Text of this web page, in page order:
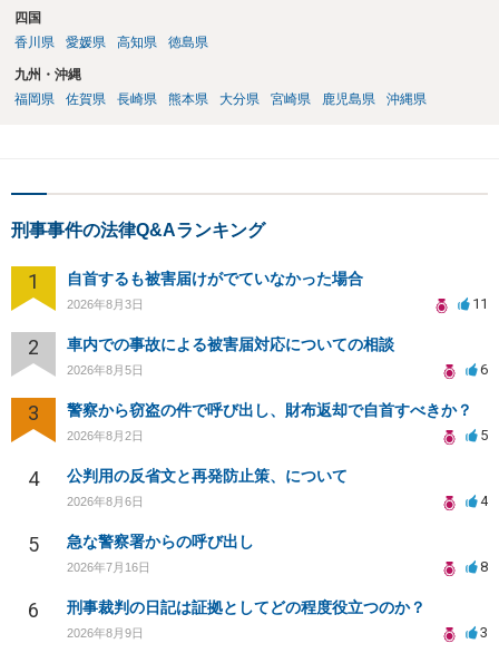
四国
香川県
愛媛県 高知県 徳島県
九州・沖縄
福岡県
佐賀県 長崎県 熊本県 大分県 宮崎県 鹿児島県 沖縄県
刑事事件の法律Q&Aランキング
1 自首するも被害届けがでていなかった場合
2026年8月3日 11
2 車内での事故による被害届対応についての相談
2026年8月5日 6
3 警察から窃盗の件で呼び出し、財布返却で自首すべきか？
2026年8月2日 5
4 公判用の反省文と再発防止策、について
2026年8月6日 4
5 急な警察署からの呼び出し
2026年7月16日 8
6 刑事裁判の日記は証拠としてどの程度役立つのか？
2026年8月9日 3